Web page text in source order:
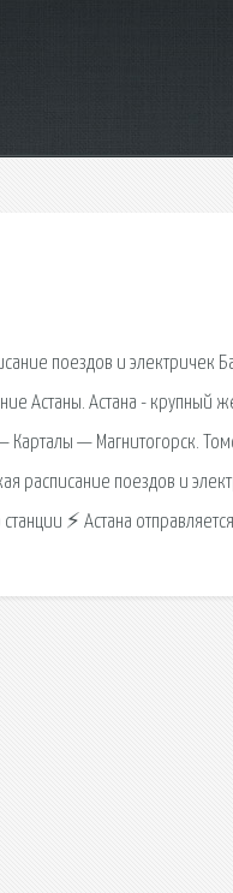
поездов и электричек
Астаны. Астана - крупный
— Магнитогорск.
расписание поездов и
⚡ Астана